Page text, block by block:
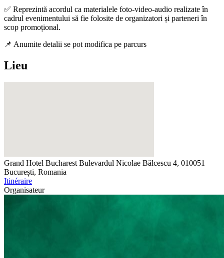
✅ Reprezintă acordul ca materialele foto-video-audio realizate în
cadrul evenimentului să fie folosite de organizatori și parteneri în
scop promoțional.
📌 Anumite detalii se pot modifica pe parcurs
Lieu
Grand Hotel Bucharest Bulevardul Nicolae Bălcescu 4, 010051
București, Romania
Itinéraire
Organisateur